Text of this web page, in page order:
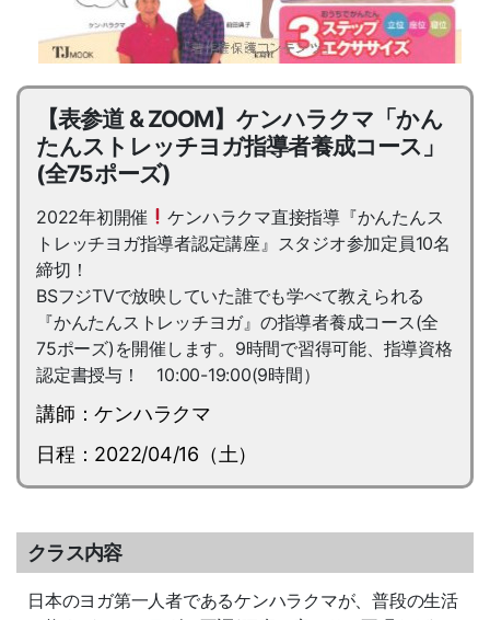
【表参道 & ZOOM】ケンハラクマ「かん
たんストレッチヨガ指導者養成コース」
(全75ポーズ)
2022年初開催
ケンハラクマ直接指導『かんたんス
トレッチヨガ指導者認定講座』スタジオ参加定員10名
締切！
BSフジTVで放映していた誰でも学べて教えられる
『かんたんストレッチヨガ』の指導者養成コース(全
75ポーズ)を開催します。9時間で習得可能、指導資格
認定書授与！ 10:00-19:00(9時間）
講師：ケンハラクマ
日程：2022/04/16（土）
クラス内容
日本のヨガ第一人者であるケンハラクマが、普段の生活